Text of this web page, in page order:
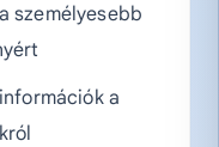
személyesebb
a